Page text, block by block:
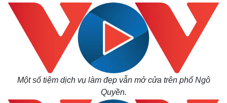
Một số tiệm dịch vụ làm đẹp vẫn mở cửa trên phố Ngô
Quyền.